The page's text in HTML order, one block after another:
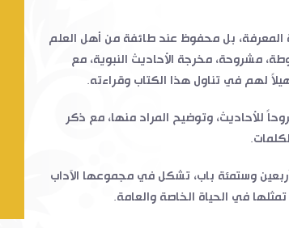
بل محفوظ عند طائفة من أهل العلم
مشروحة، مخرجة الأحاديث النبوية، مع
لهم في تناول هذا الكتاب وقراءته.
للأحاديث، وتوضيح المراد منها، مع ذكر
وستمئة باب، تشكل في مجموعها الآداب
في الحياة الخاصة والعامة.